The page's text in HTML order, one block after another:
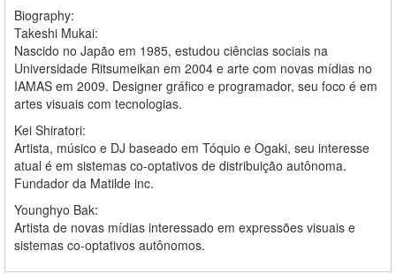
Biography:
Takeshi Mukai:
Nascido no Japão em 1985, estudou ciências sociais na
Universidade Ritsumeikan em 2004 e arte com novas mídias no
IAMAS em 2009. Designer gráfico e programador, seu foco é em
artes visuais com tecnologias.
Kei Shiratori:
Artista, músico e DJ baseado em Tóquio e Ogaki, seu interesse
atual é em sistemas co-optativos de distribuição autônoma.
Fundador da Matilde inc.
Younghyo Bak:
Artista de novas mídias interessado em expressões visuais e
sistemas co-optativos autônomos.